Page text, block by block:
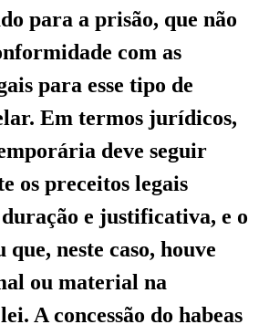
para a prisão, que não
com as
para esse tipo de
Em termos jurídicos,
deve seguir
os preceitos legais
e justificativa, e o
que, neste caso, houve
ou material na
A concessão do habeas